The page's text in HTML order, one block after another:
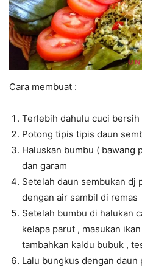
Cara membuat :
Terlebih dahulu cuci
Potong tipis tipis daun
Haluskan bumbu ( bawang
dan garam
Setelah daun sembukan dj
dengan air sambil di remas
Setelah bumbu di halukan
kelapa parut , masukan
tambahkan kaldu bubuk ,
Lalu bungkus dengan